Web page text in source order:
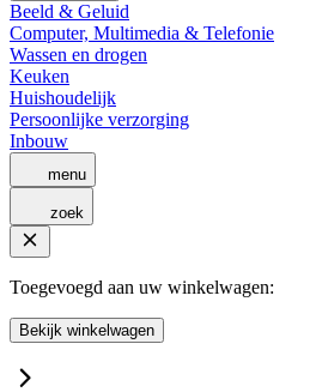
Beeld & Geluid
Computer, Multimedia & Telefonie
Wassen en drogen
Keuken
Huishoudelijk
Persoonlijke verzorging
Inbouw
menu
zoek
Toegevoegd aan uw winkelwagen:
Bekijk winkelwagen